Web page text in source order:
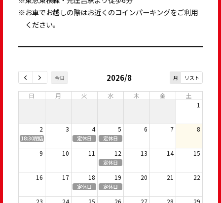
※お車でお越しの際はお近くのコインパーキングをご利用
ください。
今日 2026/8 月 リスト
日 月 火 水 木 金
土
1
2
18:30閉店
3 4
定休日
5
定休日
6 7 8
9 10 11 12
定休日
13 14 15
16 17 18
定休日
19
定休日
20 21 22